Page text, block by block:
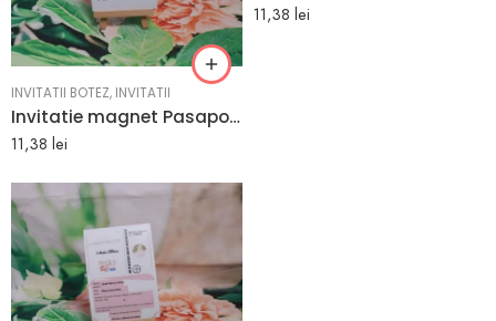
INVITATII BOTEZ, INVITATII
Invitatie magnet Pasaport 10 x 15 cm
11,38 lei
11,38 lei